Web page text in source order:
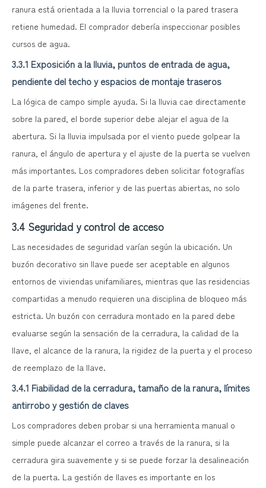
ranura está orientada a la lluvia torrencial o la pared trasera
retiene humedad. El comprador debería inspeccionar posibles
cursos de agua.
3.3.1 Exposición a la lluvia, puntos de entrada de agua,
pendiente del techo y espacios de montaje traseros
La lógica de campo simple ayuda. Si la lluvia cae directamente
sobre la pared, el borde superior debe alejar el agua de la
abertura. Si la lluvia impulsada por el viento puede golpear la
ranura, el ángulo de apertura y el ajuste de la puerta se vuelven
más importantes. Los compradores deben solicitar fotografías
de la parte trasera, inferior y de las puertas abiertas, no solo
imágenes del frente.
3.4 Seguridad y control de acceso
Las necesidades de seguridad varían según la ubicación. Un
buzón decorativo sin llave puede ser aceptable en algunos
entornos de viviendas unifamiliares, mientras que las residencias
compartidas a menudo requieren una disciplina de bloqueo más
estricta. Un buzón con cerradura montado en la pared debe
evaluarse según la sensación de la cerradura, la calidad de la
llave, el alcance de la ranura, la rigidez de la puerta y el proceso
de reemplazo de la llave.
3.4.1 Fiabilidad de la cerradura, tamaño de la ranura, límites
antirrobo y gestión de claves
Los compradores deben probar si una herramienta manual o
simple puede alcanzar el correo a través de la ranura, si la
cerradura gira suavemente y si se puede forzar la desalineación
de la puerta. La gestión de llaves es importante en los